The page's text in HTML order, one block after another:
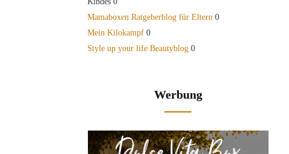
Mamaboxen Ratgeberblog für Eltern 0
Mein Kilokampf 0
Style up your life Beautyblog 0
Werbung